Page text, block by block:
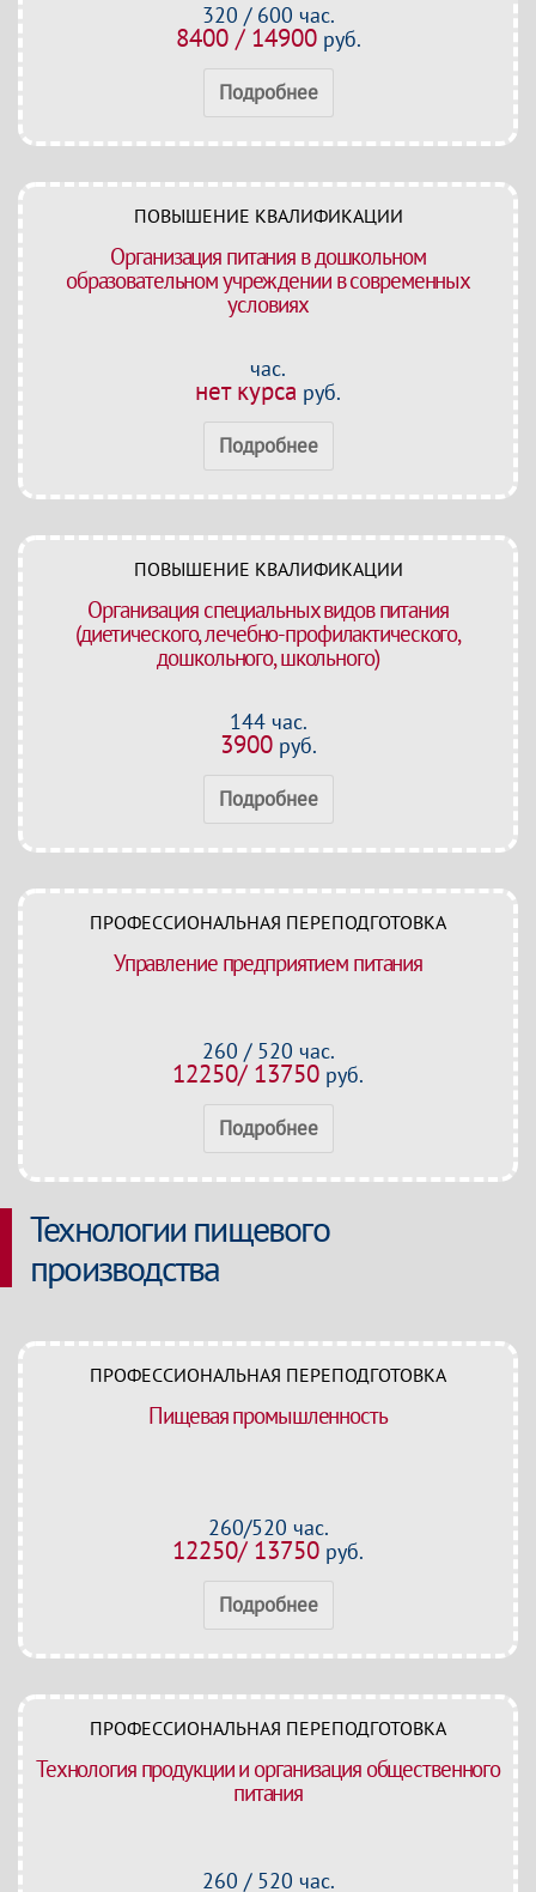
320 / 600 час.
8400 / 14900руб.
Подробнее
ПОВЫШЕНИЕ КВАЛИФИКАЦИИ
Организация питания в дошкольном
образовательном учреждении в современных
условиях
час.
нет курса руб.
Подробнее
ПОВЫШЕНИЕ КВАЛИФИКАЦИИ
Организация специальных видов питания
(диетического, лечебно-профилактического,
дошкольного, школьного)
144 час.
3900руб.
Подробнее
ПРОФЕССИОНАЛЬНАЯ ПЕРЕПОДГОТОВКА
Управление предприятием питания
260 / 520 час.
12250/ 13750 руб.
Подробнее
Технологии пищевого
производства
ПРОФЕССИОНАЛЬНАЯ ПЕРЕПОДГОТОВКА
Пищевая промышленность
260/520 час.
12250/ 13750 руб.
Подробнее
ПРОФЕССИОНАЛЬНАЯ ПЕРЕПОДГОТОВКА
Технология продукции и организация общественного
питания
260 / 520 час.